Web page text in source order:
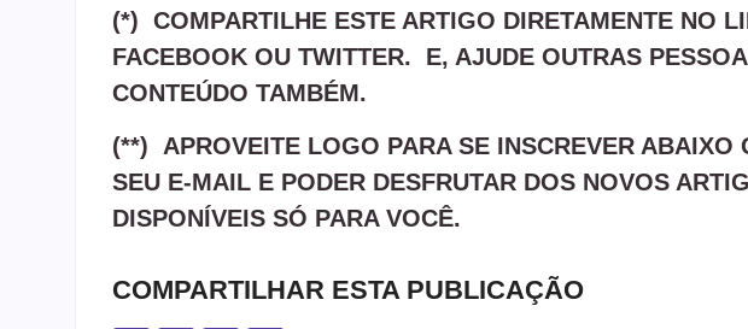
(*) COMPARTILHE ESTE ARTIGO DIRETAMENTE NO
FACEBOOK OU TWITTER. E, AJUDE OUTRAS
CONTEÚDO TAMBÉM.
(**) APROVEITE LOGO PARA SE INSCREVER ABAIXO
SEU E-MAIL E PODER DESFRUTAR DOS NOVOS
DISPONÍVEIS SÓ PARA VOCÊ.
COMPARTILHAR ESTA PUBLICAÇÃO